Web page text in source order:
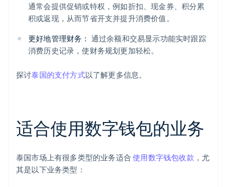
通常会提供促销或特权，例如折扣、现金券、积分累
积或返现，从而节省开支并提升消费价值。
更好地管理财务： 通过余额和交易显示功能实时跟踪
消费历史记录，使财务规划更加轻松。
探讨泰国的支付方式以了解更多信息。
适合使用数字钱包的业务
泰国市场上有很多类型的业务适合使用数字钱包收款 ，尤
其是以下业务类型：